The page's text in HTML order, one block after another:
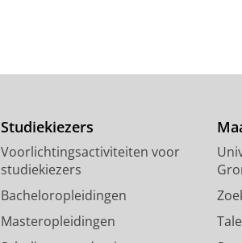
Studiekiezers
Voorlichtingsactiviteiten voor
studiekiezers
Bacheloropleidingen
Masteropleidingen